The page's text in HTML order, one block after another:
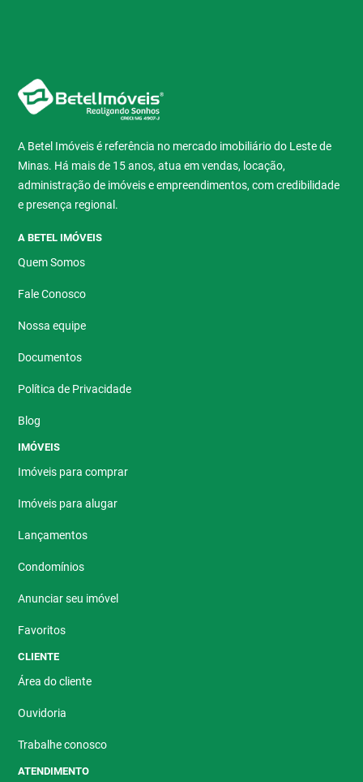
A Betel Imóveis é referência no mercado imobiliário do Leste de
Minas. Há mais de 15 anos, atua em vendas, locação,
administração de imóveis e empreendimentos, com credibilidade
e presença regional.
A BETEL IMÓVEIS
Quem Somos
Fale Conosco
Nossa equipe
Documentos
Política de Privacidade
Blog
IMÓVEIS
Imóveis para comprar
Imóveis para alugar
Lançamentos
Condomínios
Anunciar seu imóvel
Favoritos
CLIENTE
Área do cliente
Ouvidoria
Trabalhe conosco
ATENDIMENTO